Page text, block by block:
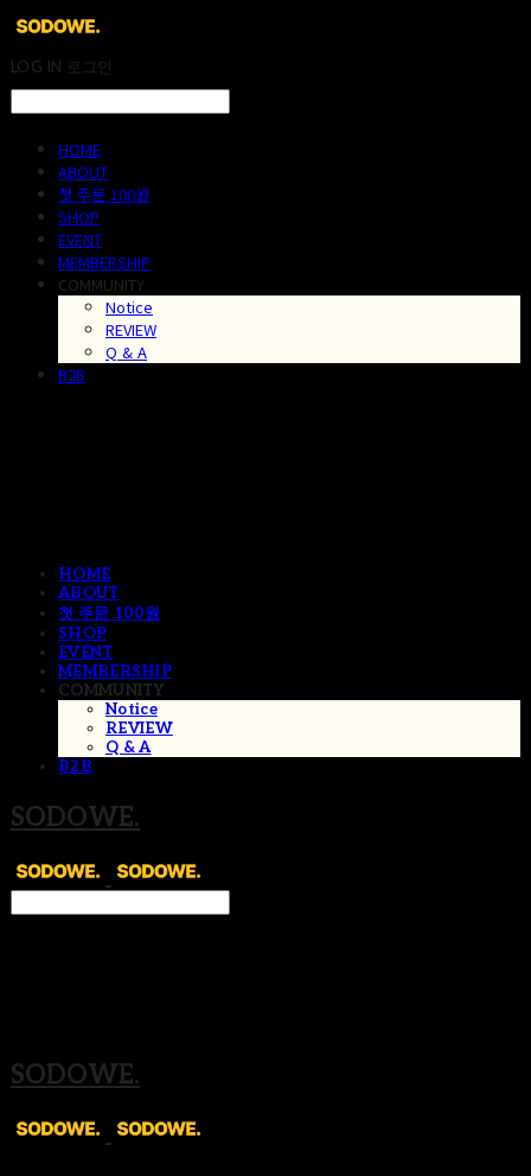
LOG IN 로그인
HOME
ABOUT
첫 주문 100원
SHOP
EVENT
MEMBERSHIP
COMMUNITY
Notice
REVIEW
Q & A
B2B
HOME
ABOUT
첫 주문 100원
SHOP
EVENT
MEMBERSHIP
COMMUNITY
Notice
REVIEW
Q & A
B2B
SODOWE.
SODOWE.